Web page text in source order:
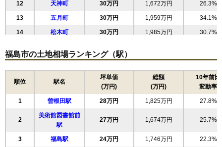
12 天神町 30万円 1,672万円 26.3%
13 五月町 30万円 1,959万円 34.1%
14 松木町 30万円 1,985万円 30.7%
16 五老内町 29万円 2,173万円 23.1%
29万円 1,797万円 29.0%
27万円 3,019万円 29.9%
19 南中央 27万円 2,449万円 34.5%
20 旭町 26万円 1,848万円 24.8%
福島市の土地相場ランキング（駅）
順位 駅名
坪単価
(万円)
総額
(万円)
10年前比
変動率
1 曽根田駅 28万円 1,825万円 27.8%
2
美術館図書館前
駅
27万円 1,674万円 25.7%
3 福島駅 24万円 1,746万円 22.3%